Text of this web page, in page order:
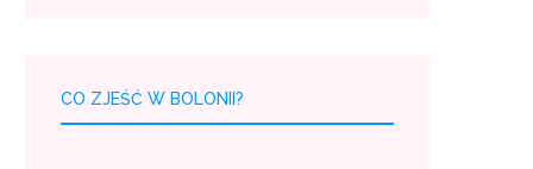
CO ZJEŚĆ W BOLONII?